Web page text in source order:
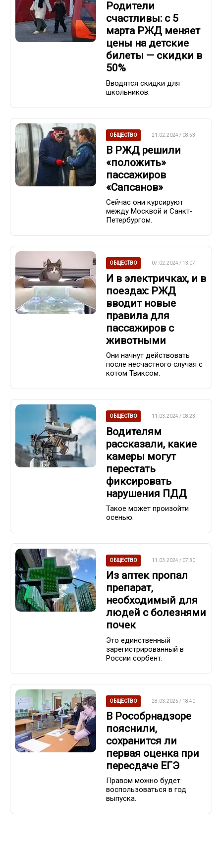
Родители
счастливы: с 5
марта РЖД меняет
цены на детские
билеты — скидки в
50%
Вводятся скидки для
школьников.
ОБЩЕСТВО 21.02.2024 / 08:53
В РЖД решили
«положить»
пассажиров
«Сапсанов»
Сейчас они курсируют
между Москвой и Санкт-
Петербургом.
ОБЩЕСТВО 07.02.2024 / 13:07
И в электричках, и в
поездах: РЖД
вводит новые
правила для
пассажиров с
животными
Они начнут действовать
после несчастного случая с
котом Твиксом.
ОБЩЕСТВО 11.03.2024 / 08:23
Водителям
рассказали, какие
камеры могут
перестать
фиксировать
нарушения ПДД
Такое может произойти
осенью.
ОБЩЕСТВО 11.03.2024 / 07:30
Из аптек пропал
препарат,
необходимый для
людей с болезнями
почек
Это единственный
зарегистрированный в
России сорбент.
ОБЩЕСТВО 28.03.2025 / 18:40
В Рособрнадзоре
пояснили,
сохранится ли
первая оценка при
пересдаче ЕГЭ
Правом можно будет
воспользоваться в год
выпуска.